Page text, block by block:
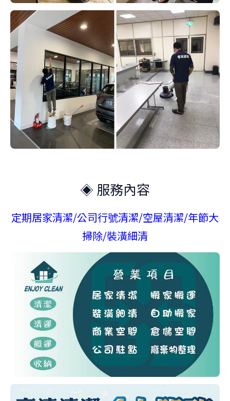
◈ 服務內容
定期居家清潔/公司行號清潔/空屋清潔/年節大
掃除/裝潢細清